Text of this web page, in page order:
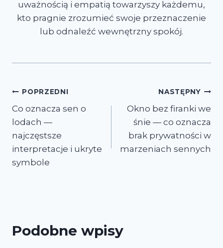
uważnością i empatią towarzyszy każdemu,
kto pragnie zrozumieć swoje przeznaczenie
lub odnaleźć wewnętrzny spokój.
Nawigacja
wpisu
POPRZEDNI
Co oznacza sen o
lodach —
najczęstsze
interpretacje i ukryte
symbole
NASTĘPNY
Okno bez firanki we
śnie — co oznacza
brak prywatności w
marzeniach sennych
Podobne wpisy